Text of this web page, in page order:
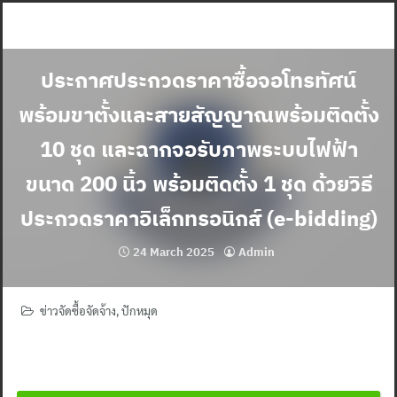
ประกาศประกวดราคาซื้อจอโทรทัศน์
พร้อมขาตั้งและสายสัญญาณพร้อมติดตั้ง
10 ชุด และฉากจอรับภาพระบบไฟฟ้า
ขนาด 200 นิ้ว พร้อมติดตั้ง 1 ชุด ด้วยวิธี
ประกวดราคาอิเล็กทรอนิกส์ (e-bidding)
24 March 2025 Admin
ข่าวจัดซื้อจัดจ้าง,ปักหมุด